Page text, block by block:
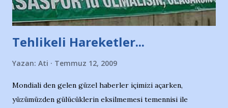
Tehlikeli Hareketler...
Yazan: Ati Temmuz 12, 2009
Mondiali den gelen güzel haberler içimizi açarken,
yüzümüzden gülücüklerin eksilmemesi temennisi ile